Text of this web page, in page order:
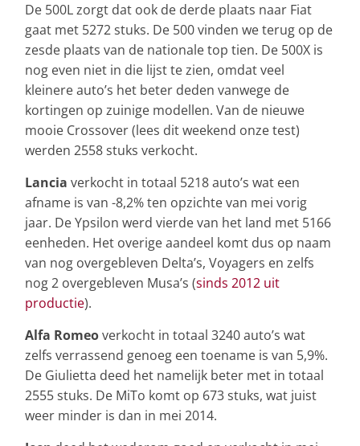
De 500L zorgt dat ook de derde plaats naar Fiat
gaat met 5272 stuks. De 500 vinden we terug op de
zesde plaats van de nationale top tien. De 500X is
nog even niet in die lijst te zien, omdat veel
kleinere auto’s het beter deden vanwege de
kortingen op zuinige modellen. Van de nieuwe
mooie Crossover (lees dit weekend onze test)
werden 2558 stuks verkocht.
Lancia verkocht in totaal 5218 auto’s wat een
afname is van -8,2% ten opzichte van mei vorig
jaar. De Ypsilon werd vierde van het land met 5166
eenheden. Het overige aandeel komt dus op naam
van nog overgebleven Delta’s, Voyagers en zelfs
nog 2 overgebleven Musa’s (sinds 2012 uit
productie).
Alfa Romeoverkocht in totaal 3240 auto’s wat
zelfs verrassend genoeg een toename is van 5,9%.
De Giulietta deed het namelijk beter met in totaal
2555 stuks. De MiTo komt op 673 stuks, wat juist
weer minder is dan in mei 2014.